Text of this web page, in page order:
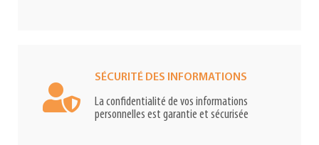
SÉCURITÉ DES INFORMATIONS
La confidentialité de vos informations
personnelles est garantie et sécurisée